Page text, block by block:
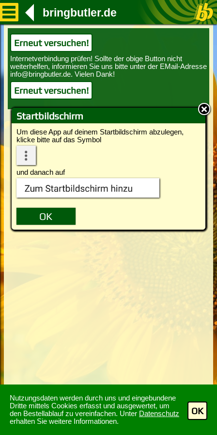
Nutzungsdaten werden durch uns und eingebundene
Dritte mittels Cookies erfasst und ausgewertet, um
den Bestellablauf zu vereinfachen. Unter Datenschutz
erhalten Sie weitere Informationen.
OK
Startbildschirm
Um diese App auf deinem Startbildschirm abzulegen,
klicke bitte auf das Symbol
und danach auf
bringbutler.de
Erneut versuchen!
Erneut versuchen!